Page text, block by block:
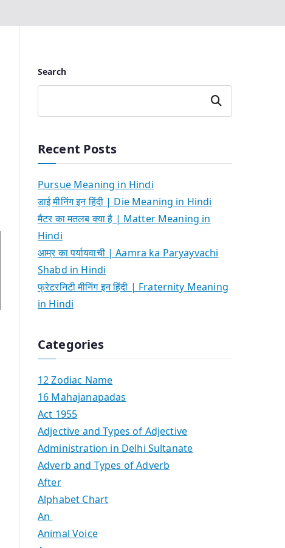
Search
Search
Recent Posts
Pursue Meaning in Hindi
डाई मीनिंग इन हिंदी | Die Meaning in Hindi
मैटर का मतलब क्या है | Matter Meaning in
Hindi
आम्र का पर्यायवाची | Aamra ka Paryayvachi
Shabd in Hindi
फ्रेटरनिटी मीनिंग इन हिंदी | Fraternity Meaning
in Hindi
Categories
12 Zodiac Name
16 Mahajanapadas
Act 1955
Adjective and Types of Adjective
Administration in Delhi Sultanate
Adverb and Types of Adverb
After
Alphabet Chart
An
Animal Voice